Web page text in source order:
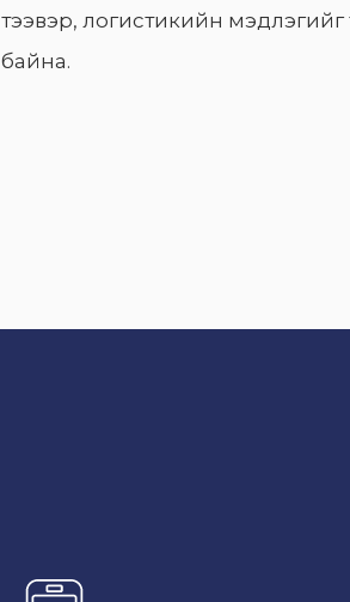
тээвэр, логистикийн мэдлэгийг
байна.